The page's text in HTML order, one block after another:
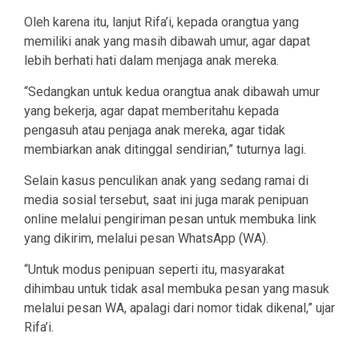
Oleh karena itu, lanjut Rifa’i, kepada orangtua yang
memiliki anak yang masih dibawah umur, agar dapat
lebih berhati hati dalam menjaga anak mereka.
“Sedangkan untuk kedua orangtua anak dibawah umur
yang bekerja, agar dapat memberitahu kepada
pengasuh atau penjaga anak mereka, agar tidak
membiarkan anak ditinggal sendirian,” tuturnya lagi.
Selain kasus penculikan anak yang sedang ramai di
media sosial tersebut, saat ini juga marak penipuan
online melalui pengiriman pesan untuk membuka link
yang dikirim, melalui pesan WhatsApp (WA).
“Untuk modus penipuan seperti itu, masyarakat
dihimbau untuk tidak asal membuka pesan yang masuk
melalui pesan WA, apalagi dari nomor tidak dikenal,” ujar
Rifa’i.